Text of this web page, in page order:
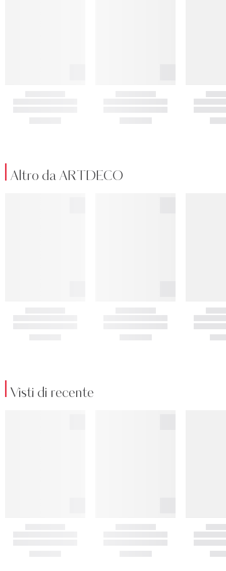
Altro da ARTDECO
Visti di recente